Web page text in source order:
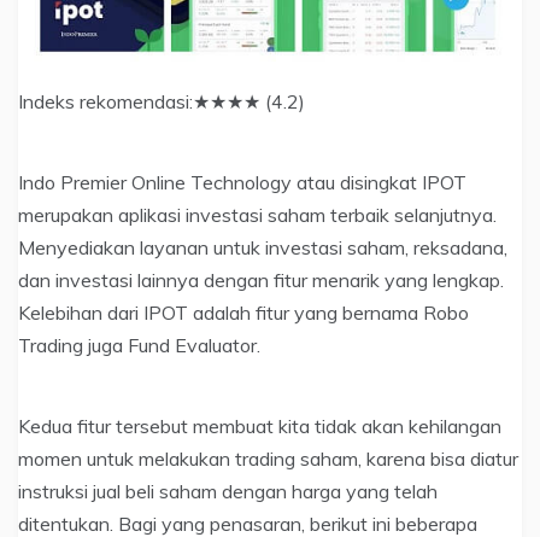
Indeks rekomendasi:★★★★ (4.2)
Indo Premier Online Technology atau disingkat IPOT
merupakan aplikasi investasi saham terbaik selanjutnya.
Menyediakan layanan untuk investasi saham, reksadana,
dan investasi lainnya dengan fitur menarik yang lengkap.
Kelebihan dari IPOT adalah fitur yang bernama Robo
Trading juga Fund Evaluator.
Kedua fitur tersebut membuat kita tidak akan kehilangan
momen untuk melakukan trading saham, karena bisa diatur
instruksi jual beli saham dengan harga yang telah
ditentukan. Bagi yang penasaran, berikut ini beberapa